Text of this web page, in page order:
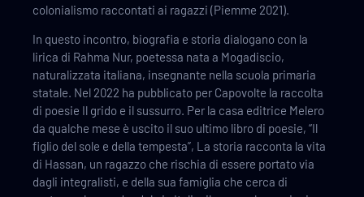
colonialismo raccontati ai ragazzi (Piemme 2021).
In questo incontro, biografia e storia dialogano con la
lirica di Rahma Nur, poetessa nata a Mogadiscio,
naturalizzata italiana, insegnante nella scuola primaria
statale. Nel 2022 ha pubblicato per Capovolte la raccolta
di poesie Il grido e il sussurro. Per la casa editrice Melero
da qualche mese è uscito il suo ultimo libro di poesie, “Il
figlio del sole e della tempesta”, La storia racconta la vita
di Hassan, un ragazzo che rischia di essere portato via
dagli integralisti, e della sua famiglia che cerca di